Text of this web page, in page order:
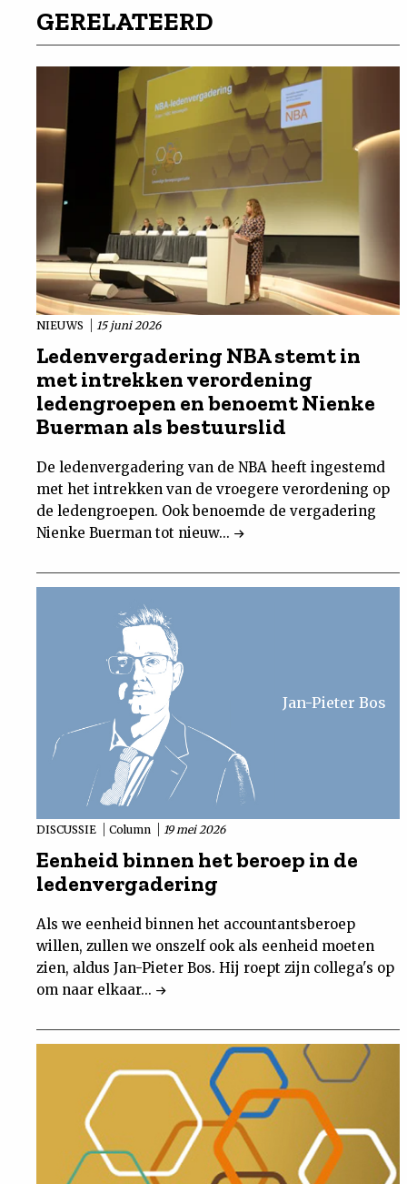
GERELATEERD
NIEUWS 15 juni 2026
Ledenvergadering NBA stemt in
met intrekken verordening
ledengroepen en benoemt Nienke
Buerman als bestuurslid
De ledenvergadering van de NBA heeft ingestemd
met het intrekken van de vroegere verordening op
de ledengroepen. Ook benoemde de vergadering
Nienke Buerman tot nieuw...
Jan-Pieter Bos
DISCUSSIE Column 19 mei 2026
Eenheid binnen het beroep in de
ledenvergadering
Als we eenheid binnen het accountantsberoep
willen, zullen we onszelf ook als eenheid moeten
zien, aldus Jan-Pieter Bos. Hij roept zijn collega's op
om naar elkaar...